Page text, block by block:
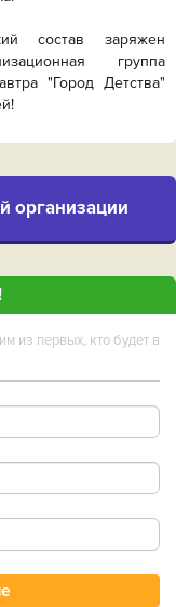
состав заряжен
группа
"Город Детства"
организации
из первых, кто будет в